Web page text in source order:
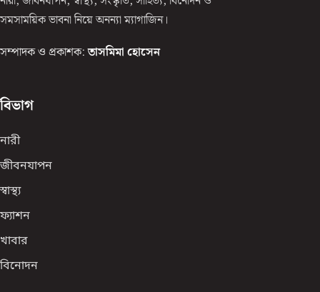
সমসাময়িক ভাবনা নিয়ে অনন্যা ম্যাগাজিন।
সম্পাদক ও প্রকাশক: তাসমিমা হোসেন
বিভাগ
নারী
জীবনযাপন
স্বাস্থ্য
ফ্যাশন
খাবার
বিনোদন